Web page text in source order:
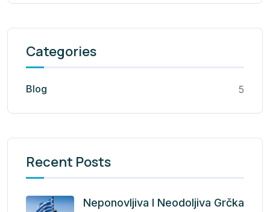
Categories
Blog 5
Recent Posts
Neponovljiva I Neodoljiva Grčka